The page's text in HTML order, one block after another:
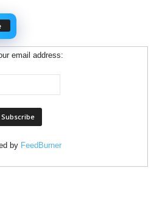
email address:
by FeedBurner